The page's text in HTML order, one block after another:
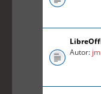
Autor: